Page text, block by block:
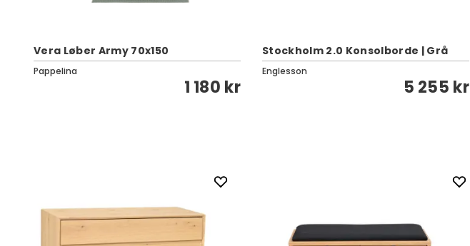
Vera Løber Army 70x150
Pappelina
1 180 kr
Stockholm 2.0 Konsolborde | Grå
Englesson
5 255 kr